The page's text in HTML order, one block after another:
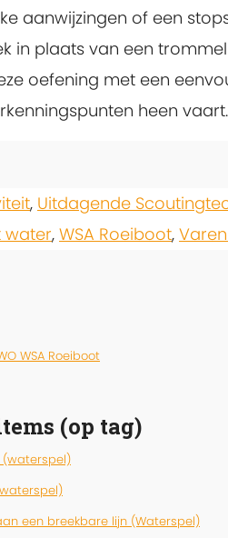
aanwijzingen of een
in plaats van een
oefening met een
heen vaart.
, Uitdagende
water, WSA Roeiboot,
WSA Roeiboot
(op tag)
een breekbare lijn (Waterspel)